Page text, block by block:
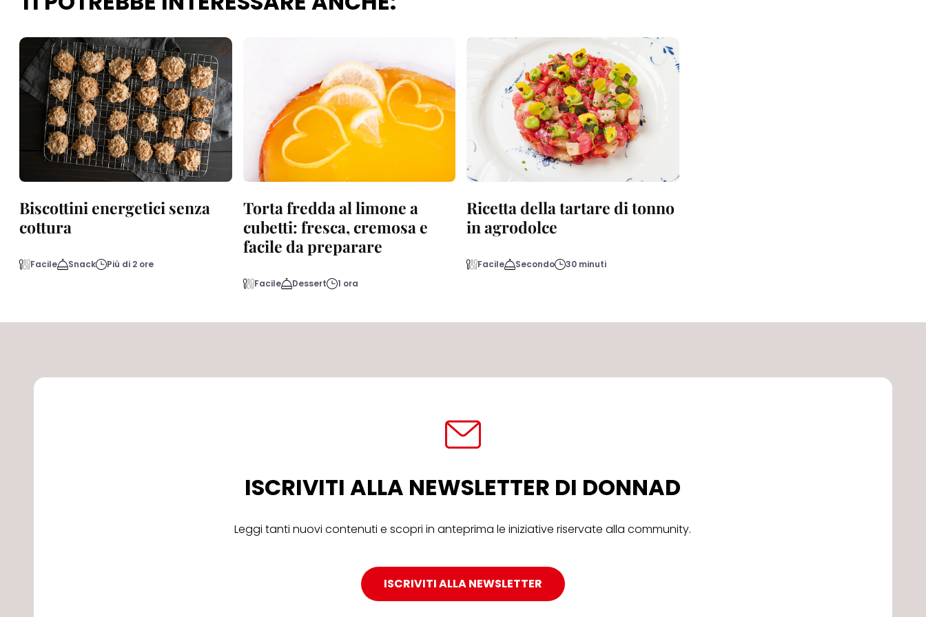
Biscottini energetici senza
cottura
Facile Snack Più di 2 ore
Torta fredda al limone a
cubetti: fresca, cremosa e
facile da preparare
Facile Dessert 1 ora
Ricetta della tartare di tonno
in agrodolce
Facile Secondo 30 minuti
ISCRIVITI ALLA NEWSLETTER DI DONNAD
Leggi tanti nuovi contenuti e scopri in anteprima le iniziative riservate alla community.
ISCRIVITI ALLA NEWSLETTER